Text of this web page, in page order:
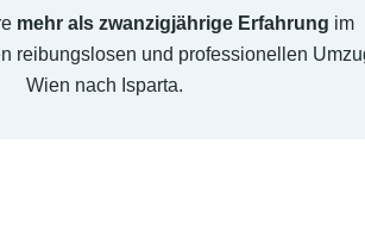
mehr als zwanzigjährige Erfahrung im
reibungslosen und professionellen
Wien nach Isparta.